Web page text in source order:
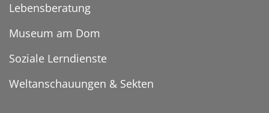
Lebensberatung
Museum am Dom
Soziale Lerndienste
Weltanschauungen & Sekten